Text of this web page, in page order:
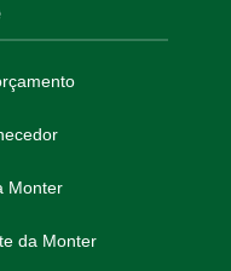
Monter
da Monter